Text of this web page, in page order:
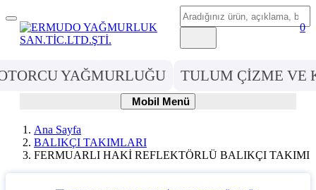
Mobil
Menü
Ara
0
YAĞMURLUĞU TULUM ÇİZME VE
Mobil
Menü
Mobil Menü
Ana Sayfa
BALIKÇI TAKIMLARI
FERMUARLI HAKİ REFLEKTÖRLÜ BALIKÇI TAKIMI